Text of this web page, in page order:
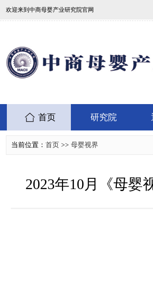
欢迎来到中商母婴产业研究院官网
首页 研究院
当前位置： 首页 >> 母婴视界
2023年10月《母婴